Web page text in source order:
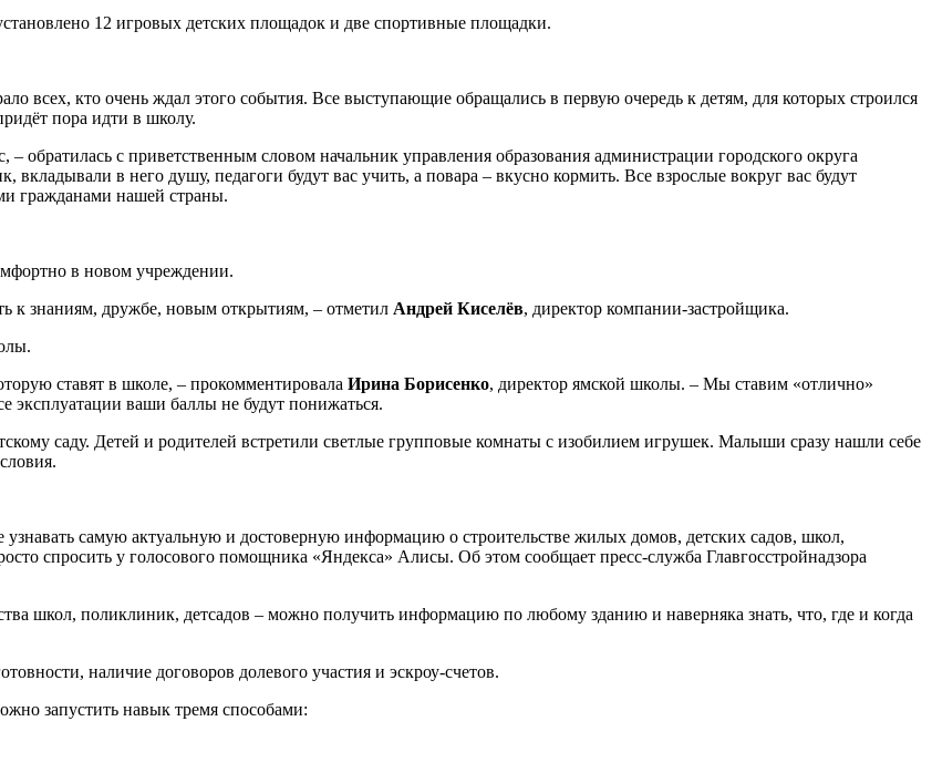
12 игровых детских площадок и две спортивные площадки.
всех, кто очень ждал этого события. Все выступающие обращались в первую очередь к детям, для которых строился
пора идти в школу.
обратилась с приветственным словом начальник управления образования администрации городского округа
вкладывали в него душу, педагоги будут вас учить, а повара – вкусно кормить. Все взрослые вокруг вас будут
гражданами нашей страны.
в новом учреждении.
к знаниям, дружбе, новым открытиям, – отметил Андрей Киселёв, директор компании-застройщика.
ставят в школе, – прокомментировала Ирина Борисенко, директор ямской школы. – Мы ставим «отлично»
эксплуатации ваши баллы не будут понижаться.
саду. Детей и родителей встретили светлые групповые комнаты с изобилием игрушек. Малыши сразу нашли себе
самую актуальную и достоверную информацию о строительстве жилых домов, детских садов, школ,
спросить у голосового помощника «Яндекса» Алисы. Об этом сообщает пресс-служба Главгосстройнадзора
школ, поликлиник, детсадов – можно получить информацию по любому зданию и наверняка знать, что, где и когда
наличие договоров долевого участия и эскроу-счетов.
запустить навык тремя способами: